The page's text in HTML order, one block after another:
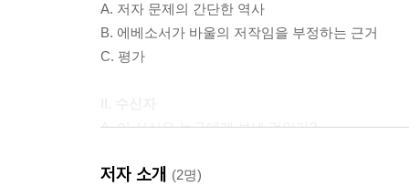
A. 저자 문제의 간단한 역사
B. 에베소서가 바울의 저작임을 부정하는 근거
C. 평가
A. 이 서신은 누구에게 보낸 것인가?
C. 주술, 숭배, 권세
저자 소개 (2명)